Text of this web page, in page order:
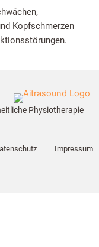
Kopfschmerzen
Physiotherapie
Impressum